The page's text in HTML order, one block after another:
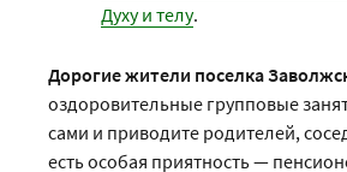
Духу и телу.
Дорогие жители поселка
оздоровительные групповые
сами и приводите родителей,
есть особая приятность —